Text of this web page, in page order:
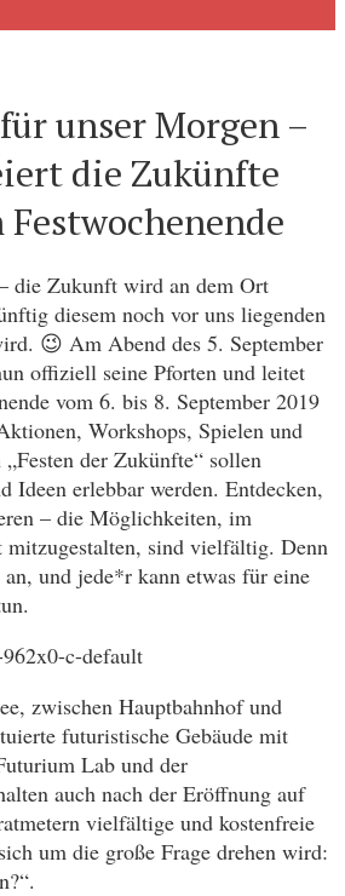
unser Morgen –
die Zukünfte
die Zukunft wird an dem Ort
diesem noch vor uns liegenden
😉 Am Abend des 5. September
offiziell seine Pforten und leitet
vom 6. bis 8. September 2019
Workshops, Spielen und
der Zukünfte“ sollen
Ideen erlebbar werden. Entdecken,
– die Möglichkeiten, im
sind vielfältig. Denn
und jede*r kann etwas für eine
zwischen Hauptbahnhof und
futuristische Gebäude mit
Lab und der
auch nach der Eröffnung auf
vielfältige und kostenfreie
um die große Frage drehen wird: